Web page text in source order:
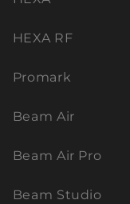
HEXA RF
Promark
Beam Air
Beam Air Pro
Beam Studio